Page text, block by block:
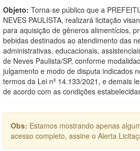
Objeto: Torna-se público que a
NEVES PAULISTA, realizará licitação
para aquisição de gêneros alimentícios,
bebidas destinados ao atendimento das
administrativas, educacionais,
de Neves Paulista/SP, conforme
julgamento e modo de disputa indicados
termos da Lei nº 14.133/2021, e demais
de acordo com as condições
Obs: Estamos mostrando apenas
acesso completo, assine o Alerta